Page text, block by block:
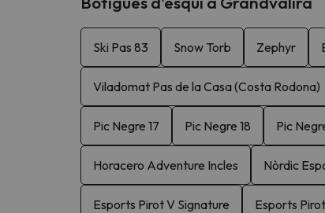
Ski Pas 83 Snow Torb Zephyr
Viladomat Pas de la Casa (Costa Rodona)
Pic Negre 17 Pic Negre 18 Pic
Horacero Adventure Incles Nòrdic
Esports Pirot V Signature Esports